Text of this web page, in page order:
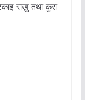
राख्नु तथा कुरा